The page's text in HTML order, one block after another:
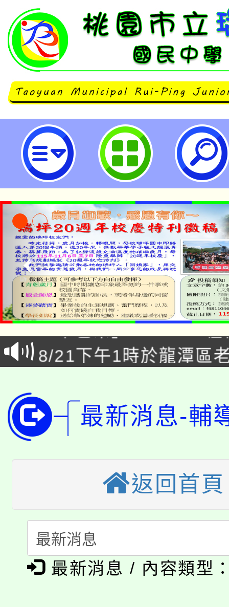
轉知桃園市第二專長發展協會辦理
第八屆國際青年創意美學競賽」競
報-桃園市立瑞坪國民中學
「本色祭」8/29、30在
場熱烈登場!
8/21下午1時於龍潭區
局官網。
8月14至27日，桃園電
開!
115年桃園市運動會8/
田徑場及游泳池舉行。
視費優惠，中低收入戶
半價優惠，詳情可洽有
者。
大園自造教育及科技
份教師增能研習
份教師研習
淨零綠生活教案入校路
會
115年食農教育專業人
「本色祭」8/29、30在
最新消息-輔
返回首頁
最新消息 / 內容類型